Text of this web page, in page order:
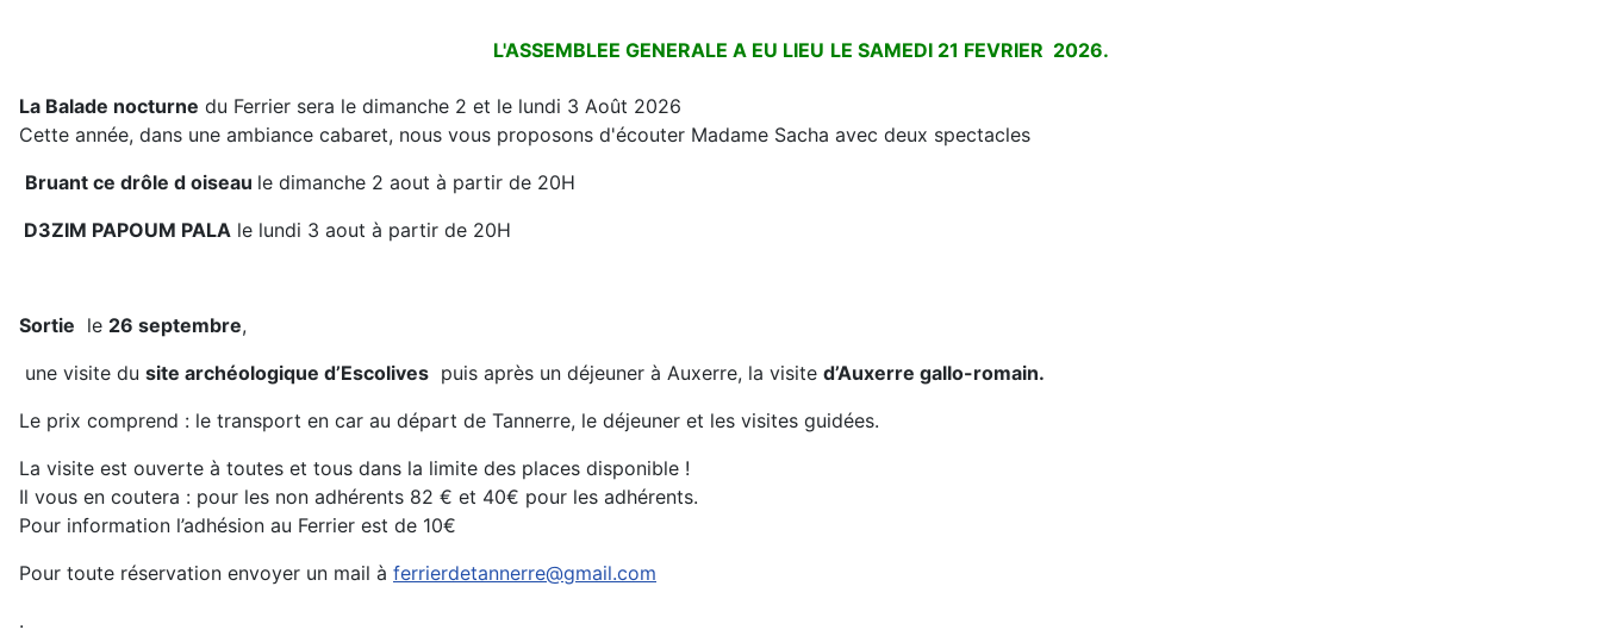
L'ASSEMBLEE GENERALE A EU LIEU LE SAMEDI 21 FEVRIER 2026.
La Balade nocturne du Ferrier sera le dimanche 2 et le lundi 3 Août 2026
Cette année, dans une ambiance cabaret, nous vous proposons d'écouter Madame Sacha avec deux spectacles
Bruant ce drôle d oiseau le dimanche 2 aout à partir de 20H
D3ZIM PAPOUM PALA le lundi 3 aout à partir de 20H
Sortie le 26 septembre,
une visite du site archéologique d’Escolives puis après un déjeuner à Auxerre, la visite d’Auxerre gallo-romain.
Le prix comprend : le transport en car au départ de Tannerre, le déjeuner et les visites guidées.
La visite est ouverte à toutes et tous dans la limite des places disponible !
Il vous en coutera : pour les non adhérents 82 € et 40€ pour les adhérents.
Pour information l’adhésion au Ferrier est de 10€
Pour toute réservation envoyer un mail à ferrierdetannerre@gmail.com
.